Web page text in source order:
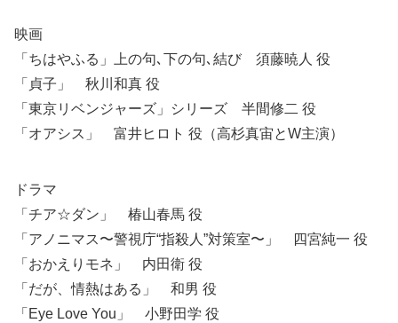
映画
「ちはやふる」上の句､下の句､結び 須藤暁人 役
「貞子」 秋川和真 役
「東京リベンジャーズ」シリーズ 半間修二 役
「オアシス」 富井ヒロト 役（高杉真宙とW主演）
ドラマ
「チア☆ダン」 椿山春馬 役
「アノニマス〜警視庁“指殺人”対策室〜」 四宮純一 役
「おかえりモネ」 内田衛 役
「だが、情熱はある」 和男 役
「Eye Love You」 小野田学 役